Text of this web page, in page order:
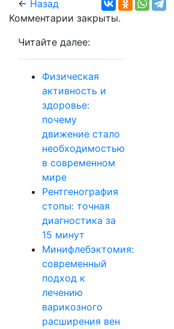
← Назад
Комментарии закрыты.
Читайте далее:
Физическая
активность и
здоровье:
почему
движение стало
необходимостью
в современном
мире
Рентгенография
стопы: точная
диагностика за
15 минут
Минифлебэктомия:
современный
подход к
лечению
варикозного
расширения вен